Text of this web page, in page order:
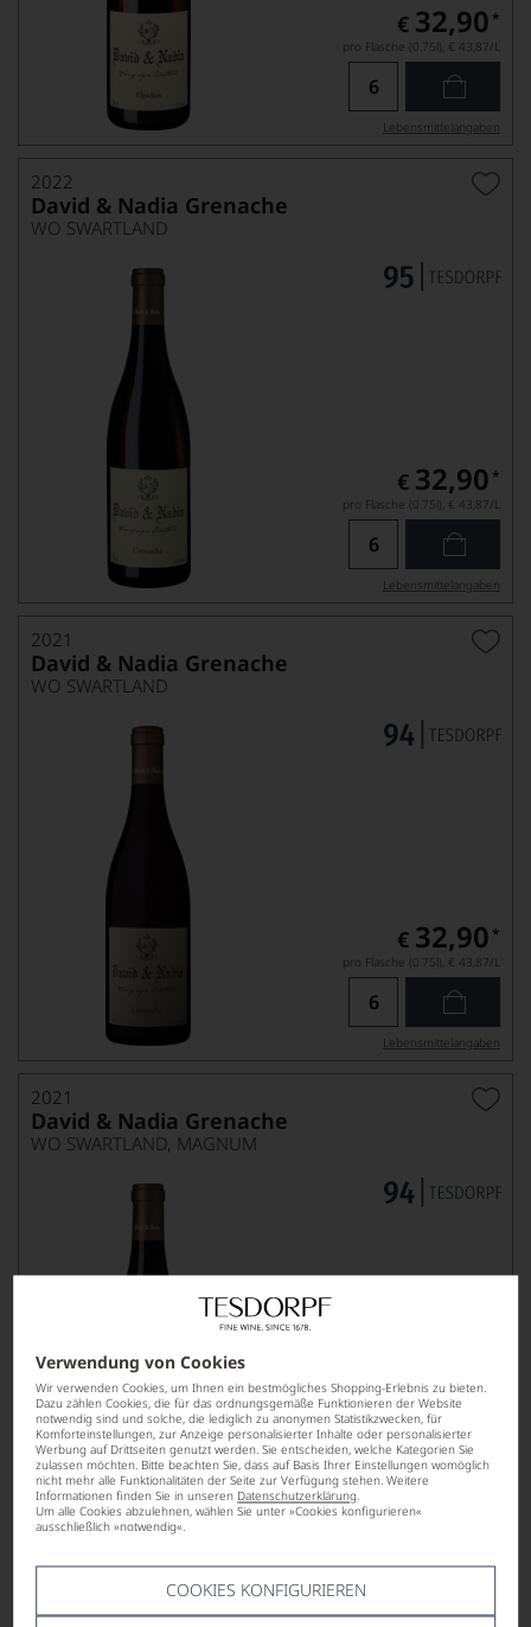
Verwendung von Cookies
Wir verwenden Cookies, um Ihnen ein bestmögliches Shopping-Erlebnis zu bieten.
Dazu zählen Cookies, die für das ordnungsgemäße Funktionieren der Website
notwendig sind und solche, die lediglich zu anonymen Statistikzwecken, für
Komforteinstellungen, zur Anzeige personalisierter Inhalte oder personalisierter
Werbung auf Drittseiten genutzt werden. Sie entscheiden, welche Kategorien Sie
zulassen möchten. Bitte beachten Sie, dass auf Basis Ihrer Einstellungen womöglich
nicht mehr alle Funktionalitäten der Seite zur Verfügung stehen. Weitere
Informationen finden Sie in unseren Datenschutzerklärung.
Um alle Cookies abzulehnen, wählen Sie unter »Cookies konfigurieren«
ausschließlich »notwendig«.
COOKIES KONFIGURIEREN
€ 32,90 *
pro Flasche (0.75l), € 43,87/L
Lebensmittel­angaben
2022
David & Nadia Grenache
WO SWARTLAND
€ 32,90 *
pro Flasche (0.75l), € 43,87/L
Lebensmittel­angaben
2021
David & Nadia Grenache
WO SWARTLAND
€ 32,90 *
pro Flasche (0.75l), € 43,87/L
Lebensmittel­angaben
2021
David & Nadia Grenache
WO SWARTLAND, MAGNUM
€63,90
pro Flasche (1.5l),
David & Nadia Elpidios
WO SWARTLAND, MAGNUM